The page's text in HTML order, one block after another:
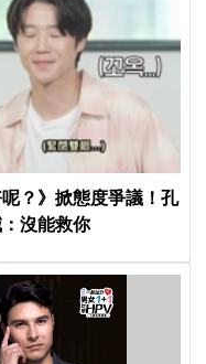
？》掀態度爭議！孔
沒能救你